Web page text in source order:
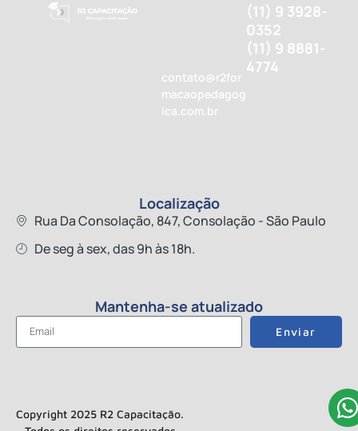
contato@r2for
macaopedagog
ica.com.br
(11) 9 3928-
0352
(11) 9 8881-
4774
Localização
Rua Da Consolação, 847, Consolação - São Paulo
De seg à sex, das 9h às 18h.
Mantenha-se atualizado
Enviar
Copyright 2025 R2 Capacitação.